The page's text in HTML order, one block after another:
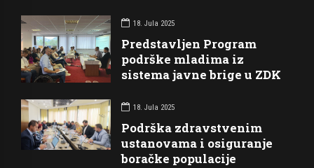
18. Jula 2025
Predstavljen Program
podrške mladima iz
sistema javne brige u ZDK
18. Jula 2025
Podrška zdravstvenim
ustanovama i osiguranje
boračke populacije